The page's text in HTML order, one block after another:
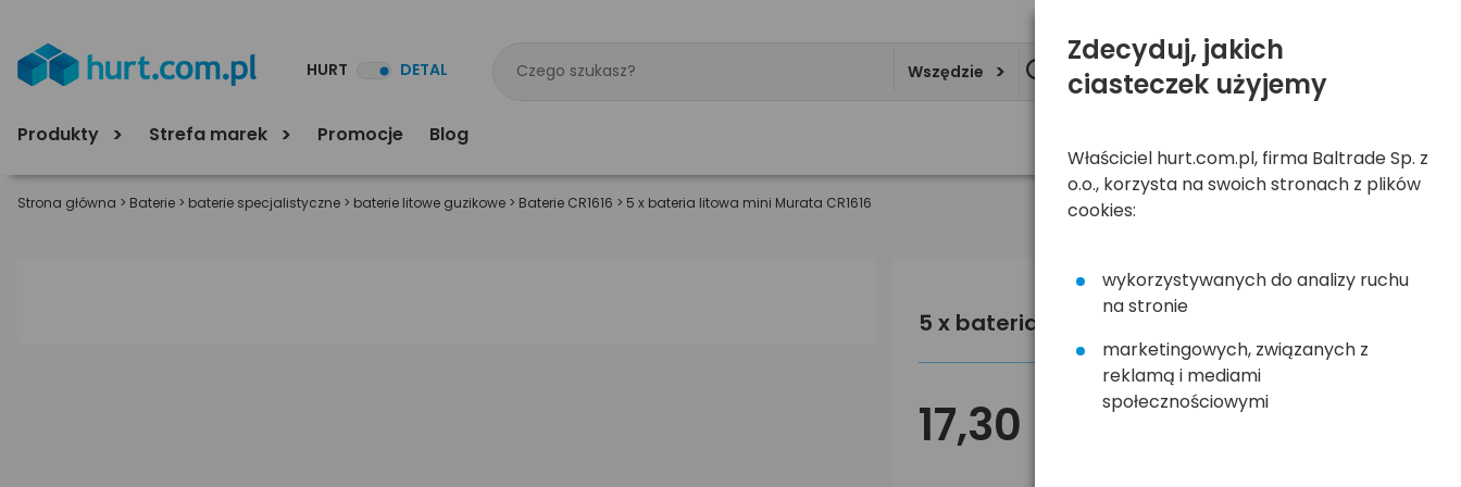
HURT DETAL Wszędzie
Produkty Strefa marek Promocje Blog
Strona główna > Baterie > baterie specjalistyczne > baterie litowe guzikowe > Baterie CR1616 > 5 x bateria litowa mini Murata CR1616
5 x bateria litowa mini Murata CR1616
17,30 zł
Zdecyduj, jakich
ciasteczek użyjemy
Właściciel hurt.com.pl, firma Baltrade Sp. z
o.o., korzysta na swoich stronach z plików
cookies:
wykorzystywanych do analizy ruchu
na stronie
marketingowych, związanych z
reklamą i mediami
społecznościowymi